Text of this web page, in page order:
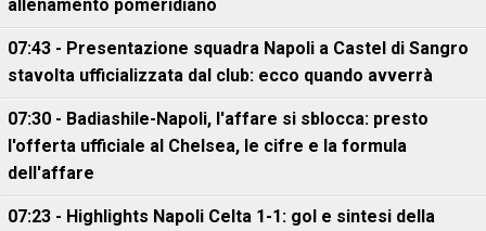
allenamento pomeridiano
07:43 - Presentazione squadra Napoli a Castel di Sangro
stavolta ufficializzata dal club: ecco quando avverrà
07:30 - Badiashile-Napoli, l'affare si sblocca: presto
l'offerta ufficiale al Chelsea, le cifre e la formula
dell'affare
07:23 - Highlights Napoli Celta 1-1: gol e sintesi della